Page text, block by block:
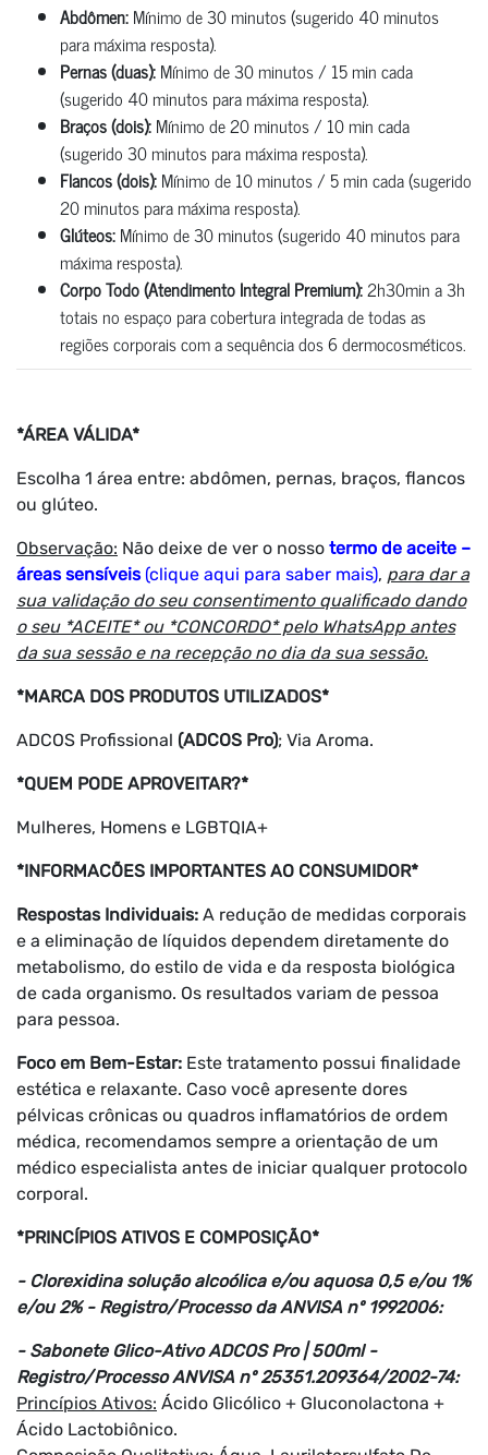
Abdômen:Mínimo de 30 minutos (sugerido 40 minutos
para máxima resposta).
Pernas (duas):Mínimo de 30 minutos / 15 min cada
(sugerido 40 minutos para máxima resposta).
Braços (dois):Mínimo de 20 minutos / 10 min cada
(sugerido 30 minutos para máxima resposta).
Flancos (dois):Mínimo de 10 minutos / 5 min cada (sugerido
20 minutos para máxima resposta).
Glúteos:Mínimo de 30 minutos (sugerido 40 minutos para
máxima resposta).
Corpo Todo (Atendimento Integral Premium):2h30min a 3h
totais no espaço para cobertura integrada de todas as
regiões corporais com a sequência dos 6 dermocosméticos.
*ÁREA VÁLIDA*
Escolha 1 área entre: abdômen, pernas, braços, flancos
ou glúteo.
Observação: Não deixe de ver o nosso termo de aceite –
áreas sensíveis(clique aqui para saber mais), para dar a
sua validação do seu consentimento qualificado dando
o seu *ACEITE* ou *CONCORDO* pelo WhatsApp antes
da sua sessão e na recepção no dia da sua sessão.
*MARCA DOS PRODUTOS UTILIZADOS*
ADCOS Profissional (ADCOS Pro); Via Aroma.
*QUEM PODE APROVEITAR?*
Mulheres, Homens e LGBTQIA+
*INFORMACÕES IMPORTANTES AO CONSUMIDOR*
Respostas Individuais: A redução de medidas corporais
e a eliminação de líquidos dependem diretamente do
metabolismo, do estilo de vida e da resposta biológica
de cada organismo. Os resultados variam de pessoa
para pessoa.
Foco em Bem-Estar: Este tratamento possui finalidade
estética e relaxante. Caso você apresente dores
pélvicas crônicas ou quadros inflamatórios de ordem
médica, recomendamos sempre a orientação de um
médico especialista antes de iniciar qualquer protocolo
corporal.
*PRINCÍPIOS ATIVOS E COMPOSIÇÃO*
- Clorexidina solução alcoólica e/ou aquosa 0,5 e/ou 1%
e/ou 2% - Registro/Processo da ANVISA nº 1992006:
- Sabonete Glico-Ativo ADCOS Pro | 500ml -
Registro/Processo ANVISA nº 25351.209364/2002-74:
Princípios Ativos: Ácido Glicólico + Gluconolactona +
Ácido Lactobiônico.